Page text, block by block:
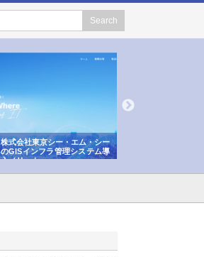
株式会社東京シー・エム・シー
のGISインフラ管理システム導
入メリット